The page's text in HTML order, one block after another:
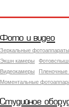
Фото и видео
Зеркальные фотоаппараты
Экшн камеры
Видеокамеры
Пленочные
Моментальные
Студийное